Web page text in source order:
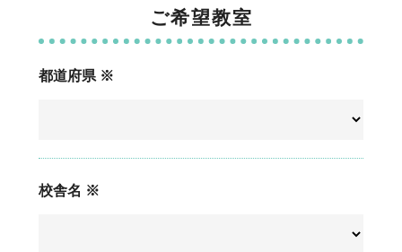
ご希望教室
都道府県 ※
校舎名 ※